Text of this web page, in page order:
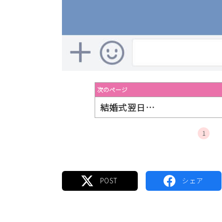
次のページ
結婚式翌日…
1